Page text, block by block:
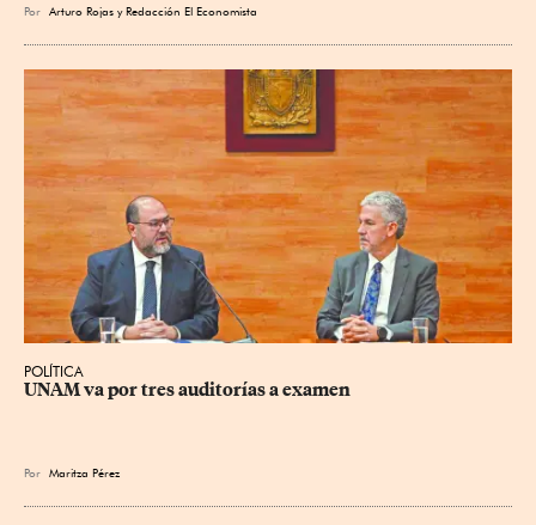
Por Arturo Rojas yRedacción El Economista
POLÍTICA
UNAM va por tres auditorías a examen
Por Maritza Pérez